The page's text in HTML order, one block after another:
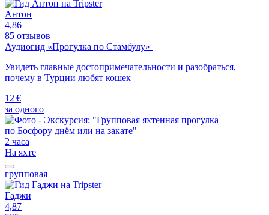
Антон
4,86
85 отзывов
Аудиогид «Прогулка по Стамбулу»
Увидеть главные достопримечательности и разобраться,
почему в Турции любят кошек
12 €
за одного
2 часа
На яхте
групповая
Гаджи
4,87